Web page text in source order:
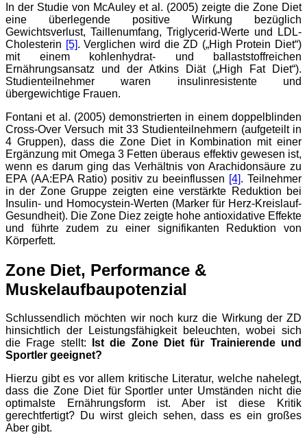
In der Studie von McAuley et al. (2005) zeigte die Zone Diet
eine überlegende positive Wirkung bezüglich
Gewichtsverlust, Taillenumfang, Triglycerid-Werte und LDL-
Cholesterin [5]. Verglichen wird die ZD („High Protein Diet“)
mit einem kohlenhydrat- und ballaststoffreichen
Ernährungsansatz und der Atkins Diät („High Fat Diet“).
Studienteilnehmer waren insulinresistente und
übergewichtige Frauen.
Fontani et al. (2005) demonstrierten in einem doppelblinden
Cross-Over Versuch mit 33 Studienteilnehmern (aufgeteilt in
4 Gruppen), dass die Zone Diet in Kombination mit einer
Ergänzung mit Omega 3 Fetten überaus effektiv gewesen ist,
wenn es darum ging das Verhältnis von Arachidonsäure zu
EPA (AA:EPA Ratio) positiv zu beeinflussen [4]. Teilnehmer
in der Zone Gruppe zeigten eine verstärkte Reduktion bei
Insulin- und Homocystein-Werten (Marker für Herz-Kreislauf-
Gesundheit). Die Zone Diez zeigte hohe antioxidative Effekte
und führte zudem zu einer signifikanten Reduktion von
Körperfett.
Zone Diet, Performance &
Muskelaufbaupotenzial
Schlussendlich möchten wir noch kurz die Wirkung der ZD
hinsichtlich der Leistungsfähigkeit beleuchten, wobei sich
die Frage stellt:
Ist die Zone Diet für Trainierende und
Sportler geeignet?
Hierzu gibt es vor allem kritische Literatur, welche nahelegt,
dass die Zone Diet für Sportler unter Umständen nicht die
optimalste Ernährungsform ist. Aber ist diese Kritik
gerechtfertigt? Du wirst gleich sehen, dass es ein großes
Aber gibt.